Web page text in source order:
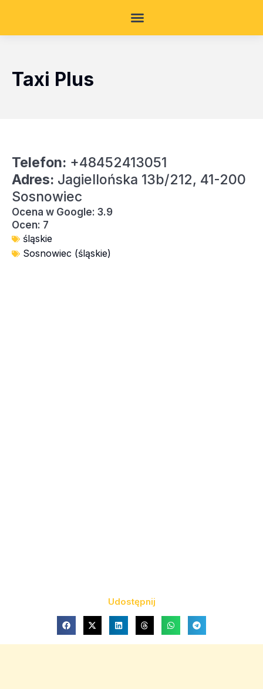
Taxi Plus
Telefon: +48452413051
Adres: Jagiellońska 13b/212, 41-200
Sosnowiec
Ocena w Google: 3.9
Ocen: 7
śląskie
Sosnowiec (śląskie)
Udostępnij